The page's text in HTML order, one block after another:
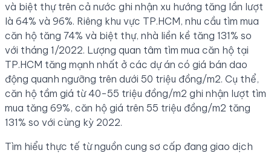
và biệt thự trên cả nước ghi nhận xu hướng tăng lần lượt
là 64% và 96%. Riêng khu vực TP.HCM, nhu cầu tìm mua
căn hộ tăng 74% và biệt thự, nhà liền kề tăng 131% so
với tháng 1/2022. Lượng quan tâm tìm mua căn hộ tại
TP.HCM tăng mạnh nhất ở các dự án có giá bán dao
động quanh ngưỡng trên dưới 50 triệu đồng/m2. Cụ thể,
căn hộ tầm giá từ 40-55 triệu đồng/m2 ghi nhận lượt tìm
mua tăng 69%, căn hộ giá trên 55 triệu đồng/m2 tăng
131% so với cùng kỳ 2022.
Tìm hiểu thực tế từ nguồn cung sơ cấp đang giao dịch